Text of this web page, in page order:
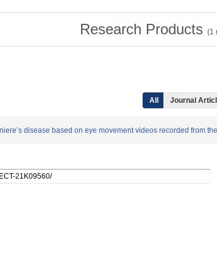
Research Products (1
All Journal
disease based on eye movement videos recorded from